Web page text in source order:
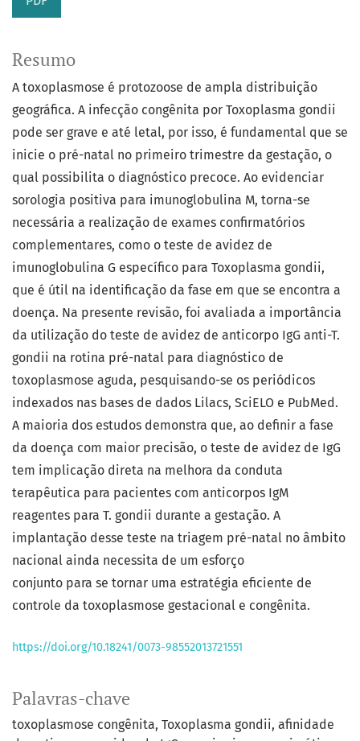
Palavras-chave
toxoplasmose congênita Toxoplasma gondii afinidade
Resumo
A toxoplasmose é protozoose de ampla distribuição
geográfica. A infecção congênita por Toxoplasma gondii
pode ser grave e até letal, por isso, é fundamental que se
inicie o pré-natal no primeiro trimestre da gestação, o
qual possibilita o diagnóstico precoce. Ao evidenciar
sorologia positiva para imunoglobulina M, torna-se
necessária a realização de exames confirmatórios
complementares, como o teste de avidez de
imunoglobulina G específico para Toxoplasma gondii,
que é útil na identificação da fase em que se encontra a
doença. Na presente revisão, foi avaliada a importância
da utilização do teste de avidez de anticorpo IgG anti-T.
gondii na rotina pré-natal para diagnóstico de
toxoplasmose aguda, pesquisando-se os periódicos
indexados nas bases de dados Lilacs, SciELO e PubMed.
A maioria dos estudos demonstra que, ao definir a fase
da doença com maior precisão, o teste de avidez de IgG
tem implicação direta na melhora da conduta
terapêutica para pacientes com anticorpos IgM
reagentes para T. gondii durante a gestação. A
implantação desse teste na triagem pré-natal no âmbito
nacional ainda necessita de um esforço
conjunto para se tornar uma estratégia eficiente de
controle da toxoplasmose gestacional e congênita.
https://doi.org/10.18241/0073-98552013721551